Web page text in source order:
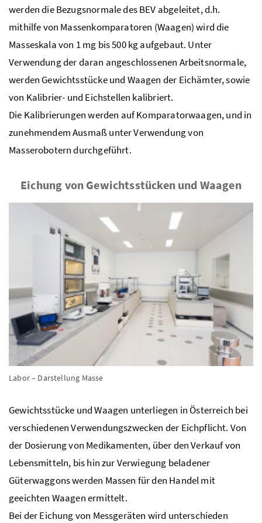
werden die Bezugsnormale des BEV abgeleitet, d.h.
mithilfe von Massenkomparatoren (Waagen) wird die
Masseskala von 1 mg bis 500 kg aufgebaut. Unter
Verwendung der daran angeschlossenen Arbeitsnormale,
werden Gewichtsstücke und Waagen der Eichämter, sowie
von Kalibrier- und Eichstellen kalibriert.
Die Kalibrierungen werden auf Komparatorwaagen, und in
zunehmendem Ausmaß unter Verwendung von
Masserobotern durchgeführt.
Eichung von Gewichtsstücken und Waagen
Labor – Darstellung Masse
Gewichtsstücke und Waagen unterliegen in Österreich bei
verschiedenen Verwendungszwecken der Eichpflicht. Von
der Dosierung von Medikamenten, über den Verkauf von
Lebensmitteln, bis hin zur Verwiegung beladener
Güterwaggons werden Massen für den Handel mit
geeichten Waagen ermittelt.
Bei der Eichung von Messgeräten wird unterschieden